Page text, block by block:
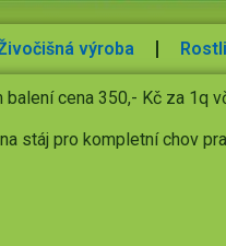
výroba
cena 350,- Kč za 1q
stáj pro kompletní chov